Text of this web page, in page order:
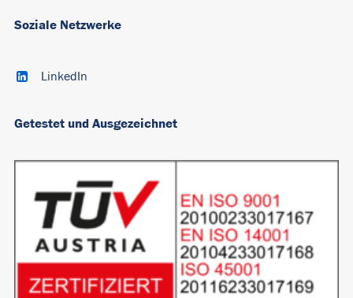
Soziale Netzwerke
LinkedIn
Getestet und Ausgezeichnet